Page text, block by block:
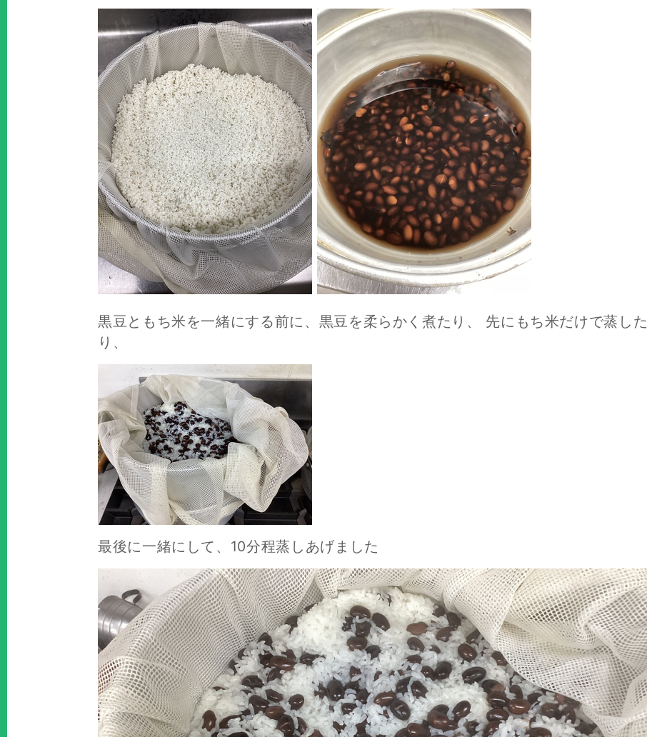
黒豆ともち米を一緒にする前に、 黒豆を柔らかく煮たり、 先にもち米だけで蒸した
り、
最後に一緒にして、10分程蒸しあげました